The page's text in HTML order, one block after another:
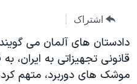
جهش
جستجوویژه برنامه‌ها
ویدیوها
۲۵۰سالگی آمریکا
بایگانی برنامه‌های تلویزیونی
فرکانس‌های صدای آمریکا
یادگیری زبان انگلیسی
اشتراک
دادستان های آلمان می
قانونی تجهیزاتی به ایران،
موشک های دوربرد، متهم